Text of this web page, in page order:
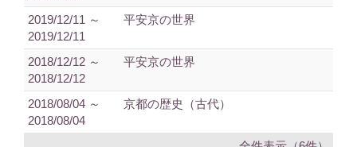
2019/12/11 ～
2019/12/11
平安京の世界
2018/12/12 ～
2018/12/12
平安京の世界
2018/08/04 ～
2018/08/04
京都の歴史（古代）